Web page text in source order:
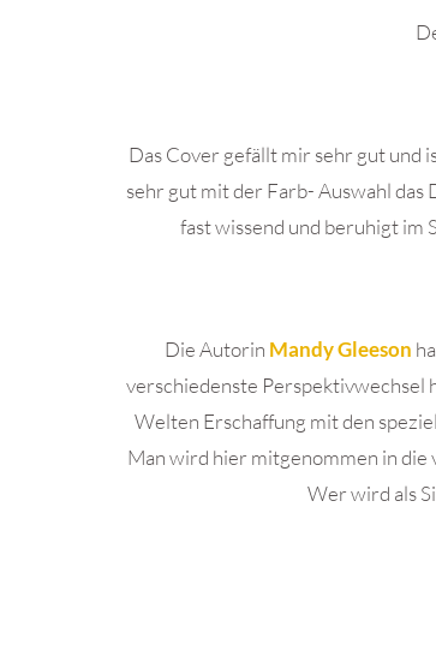
Das Cover gefällt mir sehr gut und
sehr gut mit der Farb- Auswahl
fast wissend und beruhigt im
Die Autorin Mandy Gleeson
verschiedenste Perspektivwechsel
Welten Erschaffung mit den
Man wird hier mitgenommen in
Wer wird als